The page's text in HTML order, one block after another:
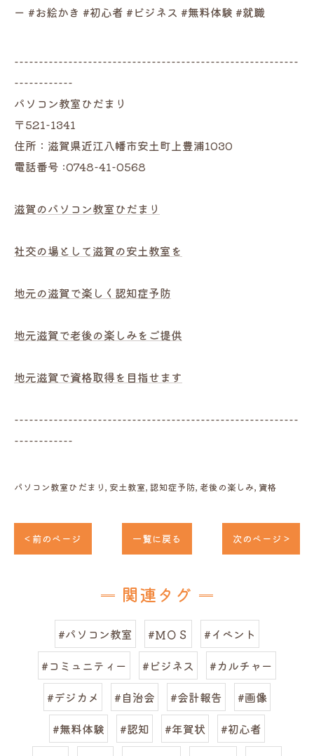
ー #お絵かき #初心者 #ビジネス #無料体験 #就職
----------------------------------------------------------
------------
パソコン教室ひだまり
〒521-1341
住所：滋賀県近江八幡市安土町上豊浦1030
電話番号 :0748-41-0568
滋賀のパソコン教室ひだまり
社交の場として滋賀の安土教室を
地元の滋賀で楽しく認知症予防
地元滋賀で老後の楽しみをご提供
地元滋賀で資格取得を目指せます
----------------------------------------------------------
------------
パソコン教室ひだまり 安土教室 認知症予防 老後の楽しみ 資格
< 前のページ 一覧に戻る 次のページ >
関連タグ
#パソコン教室 #ＭＯＳ
#イベント
#コミュニティー
#ビジネス
#カルチャー
#デジカメ
#自治会 #会計報告
#画像
#無料体験
#認知 #年賀状
#初心者